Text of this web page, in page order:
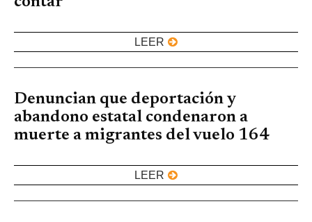
LEER
Denuncian que deportación y
abandono estatal condenaron a
muerte a migrantes del vuelo 164
LEER